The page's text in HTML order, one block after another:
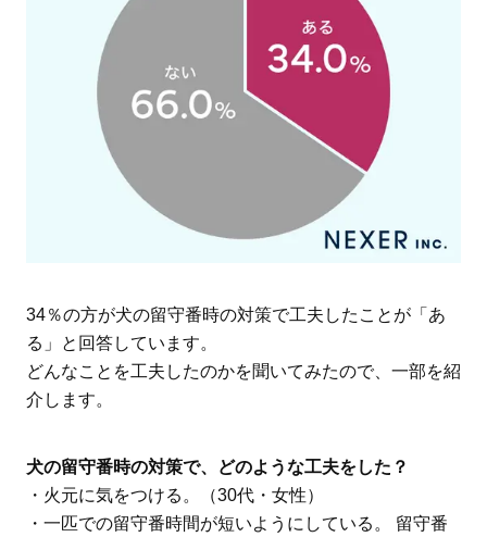
34％の方が犬の留守番時の対策で工夫したことが「あ
る」と回答しています。
どんなことを工夫したのかを聞いてみたので、一部を紹
介します。
犬の留守番時の対策で、どのような工夫をした？
・火元に気をつける。（30代・女性）
・一匹での留守番時間が短いようにしている。 留守番